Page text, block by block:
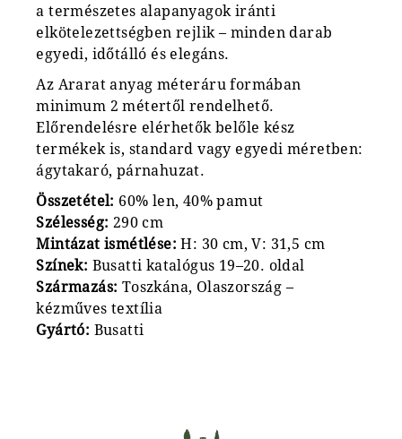
a természetes alapanyagok iránti
elkötelezettségben rejlik – minden darab
egyedi, időtálló és elegáns.
Az Ararat anyag méteráru formában
minimum 2 métertől rendelhető.
Előrendelésre elérhetők belőle kész
termékek is, standard vagy egyedi méretben:
ágytakaró, párnahuzat.
Összetétel: 60% len, 40% pamut
Szélesség: 290 cm
Mintázat ismétlése: H: 30 cm, V: 31,5 cm
Színek: Busatti katalógus 19–20. oldal
Származás: Toszkána, Olaszország –
kézműves textília
Gyártó: Busatti